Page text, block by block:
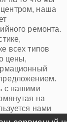
наша
ремонта.
всех типов
цены,
с нашими
на
нами